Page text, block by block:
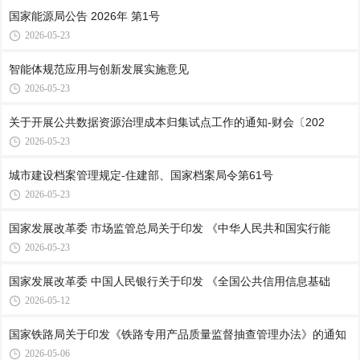
国家能源局公告 2026年 第1号
2026-05-23
智能体规范应用与创新发展实施意见
2026-05-23
关于开展公共数据资源治理成本归集试点工作的通知-财会〔202
2026-05-23
城市建设档案管理规定-住建部、国家档案局令第61号
2026-05-23
国家发展改革委 市场监管总局关于印发 《中华人民共和国实行能
2026-05-23
国家发展改革委 中国人民银行关于印发 《全国公共信用信息基础
2026-05-12
国家铁路局关于印发《铁路专用产品质量监督抽查管理办法》的通知
2026-05-06